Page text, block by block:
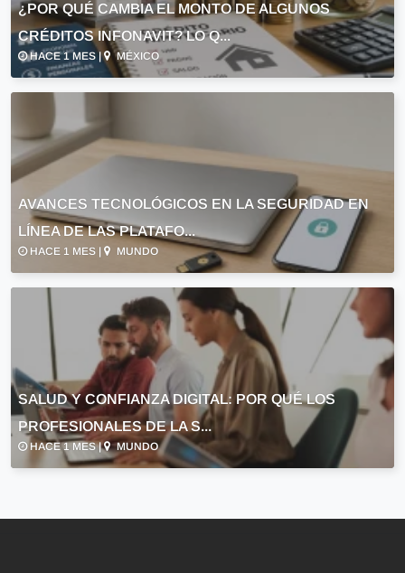
¿POR QUÉ CAMBIA EL MONTO DE ALGUNOS
CRÉDITOS INFONAVIT? LO Q...
HACE 1 MES | MÉXICO
AVANCES TECNOLÓGICOS EN LA SEGURIDAD EN
LÍNEA DE LAS PLATAFO...
HACE 1 MES | MUNDO
SALUD Y CONFIANZA DIGITAL: POR QUÉ LOS
PROFESIONALES DE LA S...
HACE 1 MES | MUNDO